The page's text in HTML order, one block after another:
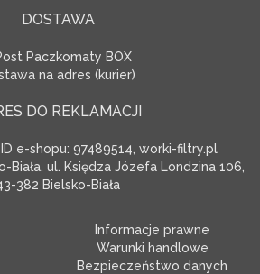
DOSTAWA
Paczkomaty BOX
na adres (kurier)
DO REKLAMACJI
e-shopu: 97489514, worki-filtry.pl
Biała, ul. Księdza Józefa Londzina 106,
382 Bielsko-Biała
Informacje prawne
Warunki handlowe
Bezpieczeństwo danych